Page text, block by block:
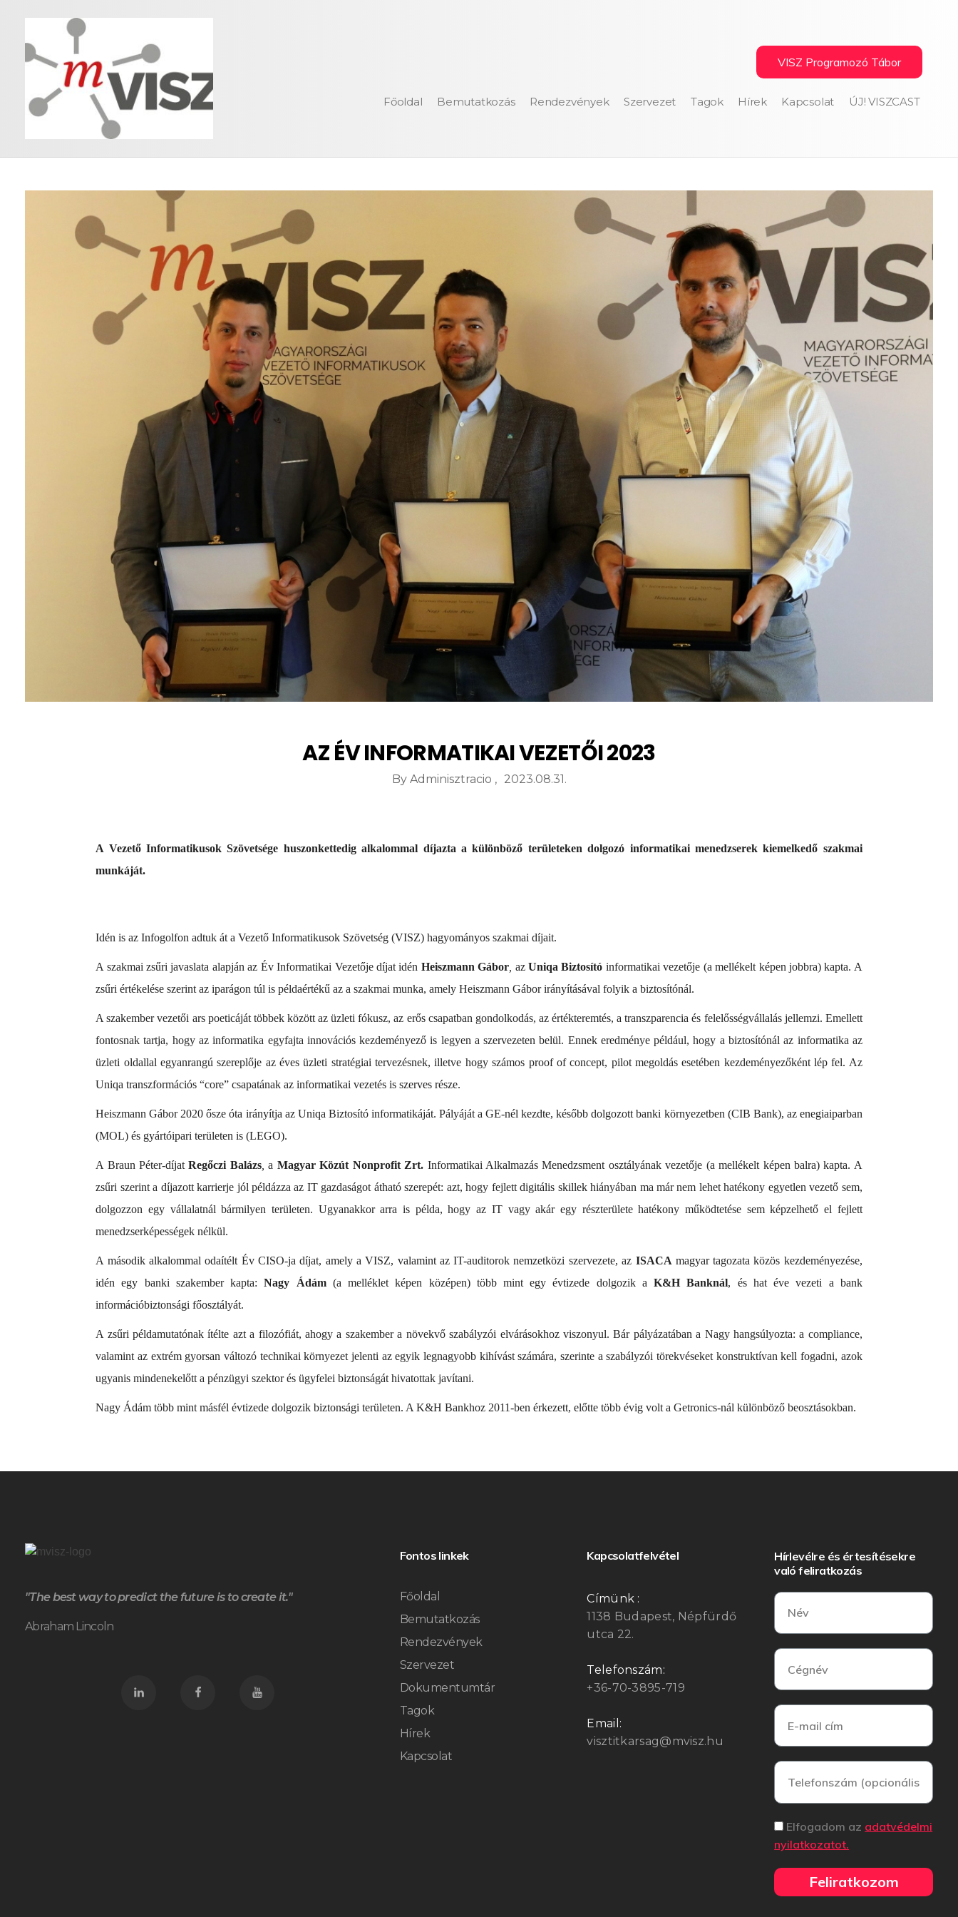
VISZ Programozó Tábor
Főoldal Bemutatkozás Rendezvények Szervezet Tagok Hírek Kapcsolat ÚJ! VISZCAST
AZ ÉV INFORMATIKAI VEZETŐI 2023
2023.08.31.
By Adminisztracio
A Vezető Informatikusok Szövetsége huszonkettedig alkalommal díjazta a különböző területeken dolgozó informatikai menedzserek kiemelkedő szakmai
munkáját.
Idén is az Infogolfon adtuk át a Vezető Informatikusok Szövetség (VISZ) hagyományos szakmai díjait.
A szakmai zsűri javaslata alapján az Év Informatikai Vezetője díjat idén Heiszmann Gábor azUniqa Biztosító informatikai vezetője (a mellékelt képen jobbra) kapta. A
zsűri értékelése szerint az iparágon túl is példaértékű az a szakmai munka, amely Heiszmann Gábor irányításával folyik a biztosítónál.
A szakember vezetői ars poeticáját többek között az üzleti fókusz, az erős csapatban gondolkodás, az értékteremtés, a transzparencia és felelősségvállalás jellemzi. Emellett
fontosnak tartja, hogy az informatika egyfajta innovációs kezdeményező is legyen a szervezeten belül. Ennek eredménye például, hogy a biztosítónál az informatika az
üzleti oldallal egyanrangú szereplője az éves üzleti stratégiai tervezésnek, illetve hogy számos proof of concept, pilot megoldás esetében kezdeményezőként lép fel. Az
Uniqa transzformációs “core” csapatának az informatikai vezetés is szerves része.
Heiszmann Gábor 2020 ősze óta irányítja az Uniqa Biztosító informatikáját. Pályáját a GE-nél kezdte, később dolgozott banki környezetben (CIB Bank), az enegiaiparban
(MOL) és gyártóipari területen is (LEGO).
A Braun Péter-díjatRegőczi Balázs, a Magyar Közút Nonprofit Zrt. Informatikai Alkalmazás Menedzsment osztályának vezetője (a mellékelt képen balra) kapta. A
zsűri szerint a díjazott karrierje jól példázza az IT gazdaságot átható szerepét: azt, hogy fejlett digitális skillek hiányában ma már nem lehet hatékony egyetlen vezető sem,
dolgozzon egy vállalatnál bármilyen területen. Ugyanakkor arra is példa, hogy az IT vagy akár egy részterülete hatékony működtetése sem képzelhető el fejlett
menedzserképességek nélkül.
A második alkalommal odaítélt Év CISO-ja díjat, amely a VISZ, valamint az IT-auditorok nemzetközi szervezete, az ISACA magyar tagozata közös kezdeményezése,
idén egy banki szakember kapta:Nagy Ádám(a melléklet képen középen) több mint egy évtizede dolgozik aK&H Banknál, és hat éve vezeti a bank
információbiztonsági főosztályát.
A zsűri példamutatónak ítélte azt a filozófiát, ahogy a szakember a növekvő szabályzói elvárásokhoz viszonyul. Bár pályázatában a Nagy hangsúlyozta: a compliance,
valamint az extrém gyorsan változó technikai környezet jelenti az egyik legnagyobb kihívást számára, szerinte a szabályzói törekvéseket konstruktívan kell fogadni, azok
ugyanis mindenekelőtt a pénzügyi szektor és ügyfelei biztonságát hivatottak javítani.
Nagy Ádám több mint másfél évtizede dolgozik biztonsági területen. A K&H Bankhoz 2011-ben érkezett, előtte több évig volt a Getronics-nál különböző beosztásokban.
"The best way to predict the future is to create it."
Abraham Lincoln
Fontos linkek
Főoldal
Bemutatkozás
Rendezvények
Szervezet
Dokumentumtár
Tagok
Hírek
Kapcsolat
Kapcsolatfelvétel
Címünk :
1138 Budapest, Népfürdő
utca 22.
Telefonszám:
+36-70-3895-719
Email:
visztitkarsag@mvisz.hu
Hírlevélre és értesítésekre
való feliratkozás
Elfogadom az adatvédelmi
nyilatkozatot.
Feliratkozom